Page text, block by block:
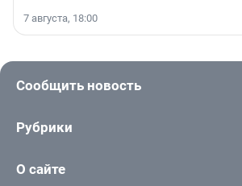
7 августа, 18:00
Сообщить новость
Рубрики
О сайте